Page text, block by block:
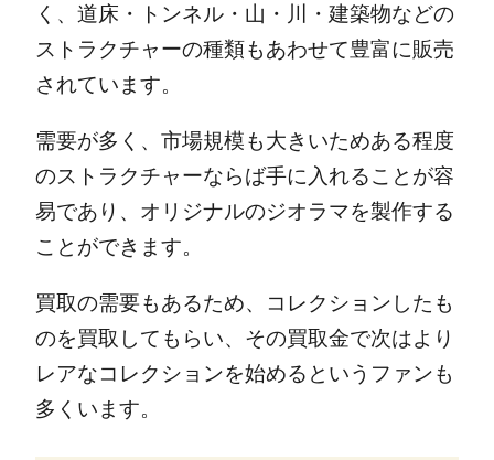
く、道床・トンネル・山・川・建築物などの
ストラクチャーの種類もあわせて豊富に販売
されています。
需要が多く、市場規模も大きいためある程度
のストラクチャーならば手に入れることが容
易であり、オリジナルのジオラマを製作する
ことができます。
買取の需要もあるため、コレクションしたも
のを買取してもらい、その買取金で次はより
レアなコレクションを始めるというファンも
多くいます。